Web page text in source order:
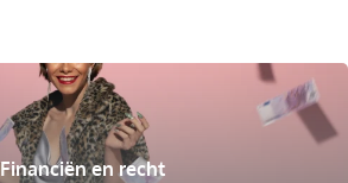
Financiën en recht